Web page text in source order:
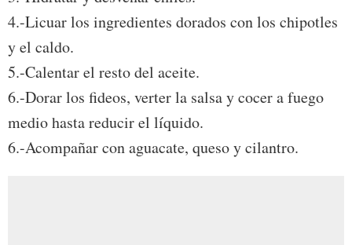
4.-Licuar los ingredientes dorados con los chipotles
y el caldo.
5.-Calentar el resto del aceite.
6.-Dorar los fideos, verter la salsa y cocer a fuego
medio hasta reducir el líquido.
6.-Acompañar con aguacate, queso y cilantro.